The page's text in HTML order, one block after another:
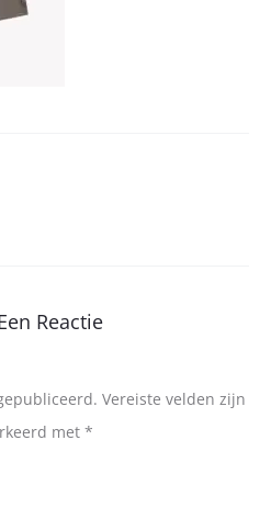
Reactie
Vereiste velden zijn
met *